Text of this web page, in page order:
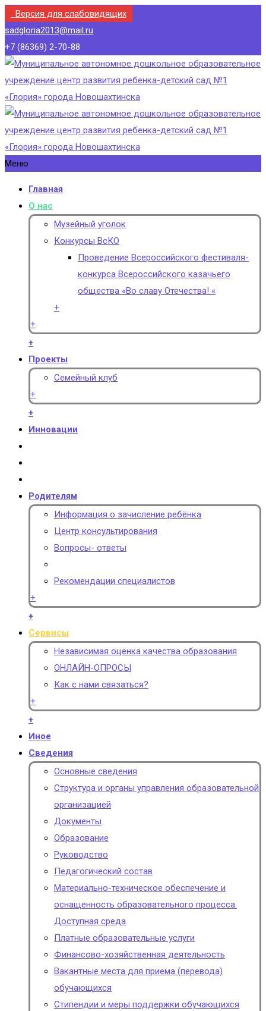
Версия для слабовидящих
sadgloria2013@mail.ru
+7 (86369) 2-70-88
Меню
Главная
О нас
Музейный уголок
Конкурсы ВсКО
Проведение Всероссийского фестиваля-
конкурса Всероссийского казачьего
общества «Во славу Отечества! «
+
+
+
Проекты
Семейный клуб
+
+
Инновации
Родителям
Информация о зачисление ребёнка
Центр консультирования
Вопросы- ответы
Рекомендации специалистов
+
+
Сервисы
Независимая оценка качества образования
ОНЛАЙН-ОПРОСЫ
Как с нами связаться?
+
+
Иное
Сведения
Основные сведения
Структура и органы управления образовательной
организацией
Документы
Образование
Руководство
Педагогический состав
Материально-техническое обеспечение и
оснащенность образовательного процесса.
Доступная среда
Платные образовательные услуги
Финансово-хозяйственная деятельность
Вакантные места для приема (перевода)
обучающихся
Стипендии и меры поддержки обучающихся